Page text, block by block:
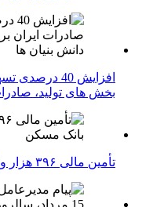
افزایش 40
بخش های تولید،
تأمین مالی ۳۹۶ هزار واحد نهضت ملی توسط بانک مسکن